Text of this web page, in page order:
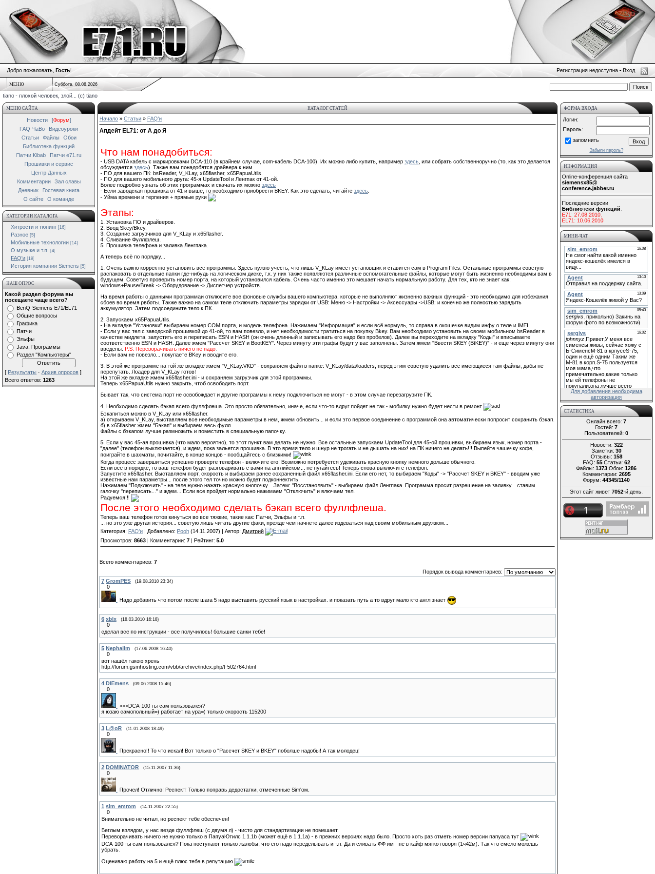
Добро пожаловать, Гость! Регистрация недоступна • Вход
МЕНЮ Суббота, 08.08.2026
tiano - плохой человек, злой... (c) tiano
МЕНЮ САЙТА
Новости [Форум]
FAQ-ЧаВо
Видеоуроки
Статьи
Файлы
Обои
Библиотека функций
Патчи Kibab
Патчи e71.ru
Прошивки и сервис
Центр Данных
Комментарии
Зал славы
Дневник
Гостевая книга
О сайте
О команде
КАТЕГОРИИ КАТАЛОГА
Хитрости и тюнинг [16]
Разное [5]
Мобильные технологии [14]
О музыке и т.п. [4]
FAQ'и [19]
История компании Siemens [5]
НАШ ОПРОС
Какой раздел форума вы
посещаете чаще всего?
BenQ-Siemens E71/EL71
Общие вопросы
Графика
Патчи
Эльфы
Java, Программы
Раздел "Компьютеры"
[ Результаты · Архив опросов ]
Всего ответов: 1263
КАТАЛОГ СТАТЕЙ
Начало » Статьи » FAQ'и
Апдейт EL71: от А до Я
Что нам понадобиться:
- USB DATA кабель с маркировками DCA-110 (в крайнем случае, com-кабель DCA-100). Их можно либо купить, например здесь , или собрать собственноручно (то, как это делается
обсуждается здесь). Также вам понадобятся драйвера к ним.
- ПО для вашего ПК: bsReader, V_KLay, x65flasher, x65PapuaUtils.
- ПО для вашего мобильного друга: 45-я UpdateTool и Ленгпак от 41-ой.
Более подробно узнать об этих программах и скачать их можно здесь
- Если заводская прошивка от 41 и выше, то необходимо приобрести BKEY. Как это сделать, читайте здесь
- Уйма времени и терпения + прямые руки
Этапы:
1. Установка ПО и драйверов.
2. Ввод Skey/Bkey.
3. Создание загрузчиков для V_KLay и x65flasher.
4. Сливание Фуллфлеш.
5. Прошивка телефона и заливка Ленгпака.
А теперь всё по порядку...
1. Очень важно корректно установить все программы. Здесь нужно учесть, что лишь V_KLay имеет установщик и ставится сам в Program Files. Остальные программы советую
распаковать в отдельные папки где-нибудь на логическом диске, т.к. у них также появляются различные вспомогательные файлы, которые могут быть жизненно необходимы вам в
будущем. Советую проверить номер порта, на который установился кабель. Очень часто именно это мешает начать нормальную работу. Для тех, кто не знает как:
windows+Pause/Break -> Оборудование -> Диспетчер устройств.
На время работы с данными программаи отклюсите все фоновые службы вашего компьютера, которые не выполняют жизненно важных функций - это необходимо для избежания
сбоев во время рвботы. Также важно на самом теле отключить параметры зарядки от USB: Меню -> Настройки -> Аксессуары ->USB; и конечно же полностью зарядить
аккумулятор. Затем подсоедините тело к ПК.
2. Запускаем x65PapuaUtils.
- На вкладке "Установки" выбираем номер COM порта, и модель телефона. Нажимаем "Информация" и если всё нормуль, то справа в окошечке видим инфу о теле и IMEI.
- Если у вас тел с заводской прошивкой до 41-ой, то вам повезло, и нет необходимости тратиться на покупку Bkey. Вам необходимо установить на своем мобильном bsReader в
качестве мидлета, запустить его и переписать ESN и HASH (он очень длинный и записывать его надо без пробелов). Далее вы переходите на вкладку "Коды" и вписываете
соответственно ESN и HASH. Далее жмем "Рассчет SKEY и BootKEY". Через минуту эти графы будут у вас заполнены. Затем жмем "Ввести SKEY (BtKEY)" - и еще через минуту они
введены. P.S. Переворачивать ничего не надо
- Если вам не повезло... покупаете BKey и вводите его.
3. В этой же программе на той же вкладке жмем "V_KLay.VKD" - сохраняем файл в папке: V_KLay/data/loaders, перед этим советую удалить все имеющиеся там файлы, дабы не
перепутать. Лоадер для V_KLay готов!
На этой же вкладке жмем x65flasher.ini - и сохраняем загрузчик для этой программы.
Теперь x65PapuaUtils нужно закрыть, чтоб освободить порт.
Бывает так, что система порт не освобождает и другие программы к нему подключиться не могут - в этом случае перезагрузите ПК.
4. Необходимо сделать бэкап всего фуллфлеша. Это просто обязательно, иначе, если что-то вдруг пойдет не так - мобилку нужно будет нести в ремонт
Бэкапиться можно в V_KLay или x65flasher.
а) открываем V_KLay, выставляем все необходимые параметры в нем, жмем обновить... и если это первое соединение с программой она автоматически попросит сохранить бэкап.
б) в x65flasher жмем "Бэкап" и выбираем весь фулл.
Файлы с бэкапом лучше размножить и поместить в специальную папочку.
5. Если у вас 45-ая прошивка (что мало вероятно), то этот пункт вам делать не нужно. Все остальные запускаем UpdateTool для 45-ой прошивки, выбираем язык, номер порта -
"далее" (телефон выключается), и ждем, пока зальется прошивка. В это время тело и шнур не трогать и не дышать на них! на ПК ничего не делать!!! Выпейте чашечку кофе,
поиграйте в шахматы, почитайте, в конце концов - пообщайтесь с близкими!
Когда процесс завершиться успешно проверте телефон - включите его! Возможно потребуется удеживать красную кнопку немного дольше обычного.
Если все в порядке, то ваш телефон будет разговаривать с вами на английском... не пугайтесь! Теперь снова выключите телефон.
Запустите x65flasher. Выставляем порт, скорость и выбираем ранее сохраненный файл x65flasher.ini. Если его нет, то выбираем "Коды" -> "Рассчет SKEY и BKEY" - вводим уже
известные нам параметры... после этого тел точно можно будет подконнектить.
Нажимаем "Подключить" - на теле нужно нажать красную кнопочку... Затем: "Восстанолвить" - выбираем файл Ленгпака. Программа просит разрешение на заливку... ставим
галочку "переписать..." и ждем... Если все пройдет нормально нажимаем "Отключить" и влючаем тел.
Радуемся!!!
После этого необходимо сделать бэкап всего фуллфлеша.
Теперь ваш телефон готов кинуться во все тяжкие, такие как: Патчи, Эльфы и т.п.
... но это уже другая история... советую лишь читать другие факи, прежде чем начнете далее издеваться над своим мобильным дружком...
Категория: FAQ'и | Добавлено: Pooh (14.11.2007) | Автор: Дмитрий
Просмотров: 8663 | Комментарии: 7 | Рейтинг: 5.0
Всего комментариев: 7
Порядок вывода комментариев:
7 GromPES (19.08.2010 23:34)
0
Надо добавить что потом после шага 5 надо выставить русский язык в настройках. и показать путь а то вдруг мало кто англ знает
6 xbIx (18.03.2010 16:18)
0
сделал все по инструкции - все получилось! большие санки тебе!
5 Nephalim (17.06.2008 16:40)
0
вот нашёл такою хрень
http://forum.gsmhosting.com/vbb/archive/index.php/t-502764.html
4 DIEmens (09.06.2008 15:46)
0
>>>DCA-100 ты сам пользовался?
я юзаю самопольный=) работает на ура=) только скорость 115200
3 L@oR (11.01.2008 18:49)
0
Прекрасно!! То что искал! Вот только о "Рассчет SKEY и BKEY" поболше надобы! А так молодец!
2 DOMINATOR (15.11.2007 11:36)
0
Прочел! Отлично! Респект! Только поправь дедостатки, отмеченные Sim'ом.
1 sim_emrom (14.11.2007 22:55)
0
Внимательно не читал, но респект тебе обеспечен!
Беглым взлядом, у нас везде фуллфлеш (с двумя л) - чисто для стандартизации не помешает.
Переворачивать ничего не нужно только в ПапуаЮтилс 1.1.1b (может ещё в 1.1.1a) - в прежних версиях надо было. Просто хоть раз отметь номер версии папуаса тут
DCA-100 ты сам пользовался? Пока поступают только жалобы, что его надо переделывать и т.п. Да и сливать ФФ им - не в кайф мягко говоря (1ч42м). Так что смело можешь
убрать.
Оцениваю работу на 5 и ещё плюс тебе в репутацию
ФОРМА ВХОДА
Логин:
Пароль:
запомнить
Забыли пароль?
ИНФОРМАЦИЯ
Online-конференция сайта
siemensx85@
conference.jabber.ru
Последние версии
Библиотеки функций:
E71: 27.08.2010,
EL71: 10.06.2010
МИНИ-ЧАТ
Для добавления необходима
авторизация
СТАТИСТИКА
Онлайн всего: 7
Гостей: 7
Пользователей: 0
Новости: 322
Заметки: 30
Отзывы: 158
FAQ: 55Статьи: 62
Файлы: 1373 Обои: 1286
Комментарии: 2695
Форум: 44345/1140
Этот сайт живет 7052-й день.